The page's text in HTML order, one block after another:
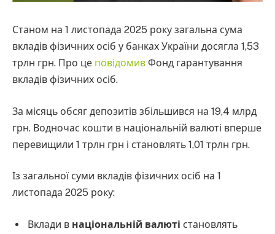
Станом на 1 листопада 2025 року загальна сума
вкладів фізичних осіб у банках України досягла 1,53
трлн грн. Про це повідомив Фонд гарантування
вкладів фізичних осіб.
За місяць обсяг депозитів збільшився на 19,4 млрд
грн. Водночас кошти в національній валюті вперше
перевищили 1 трлн грн і становлять 1,01 трлн грн.
Із загальної суми вкладів фізичних осіб на 1
листопада 2025 року:
Вклади в національній валюті становлять